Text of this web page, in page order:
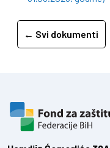
← Svi dokumenti